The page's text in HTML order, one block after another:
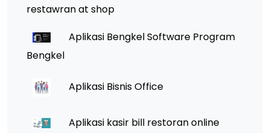
restawran at shop
Aplikasi Bengkel Software Program
Bengkel
Aplikasi Bisnis Office
Aplikasi kasir bill restoran online